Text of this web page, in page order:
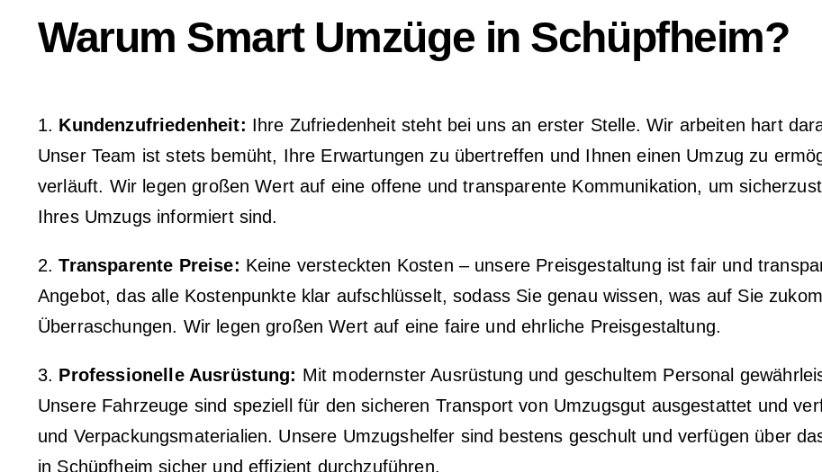
Warum Smart Umzüge in Schüpfheim?
1. Kundenzufriedenheit: Ihre Zufriedenheit steht bei uns an erster Stelle. Wir arbeiten hart
Unser Team ist stets bemüht, Ihre Erwartungen zu übertreffen und Ihnen einen Umzug zu
verläuft. Wir legen großen Wert auf eine offene und transparente Kommunikation, um
Ihres Umzugs informiert sind.
2.Transparente Preise: Keine versteckten Kosten – unsere Preisgestaltung ist fair und
Angebot, das alle Kostenpunkte klar aufschlüsselt, sodass Sie genau wissen, was auf Sie
Überraschungen. Wir legen großen Wert auf eine faire und ehrliche Preisgestaltung.
3. Professionelle Ausrüstung: Mit modernster Ausrüstung und geschultem Personal
Unsere Fahrzeuge sind speziell für den sicheren Transport von Umzugsgut ausgestattet und
und Verpackungsmaterialien. Unsere Umzugshelfer sind bestens geschult und verfügen über
in Schüpfheim sicher und effizient durchzuführen.